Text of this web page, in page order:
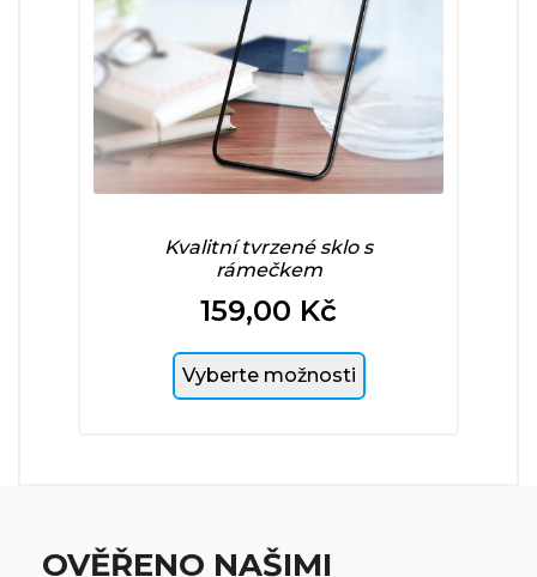
Kvalitní tvrzené sklo s
rámečkem
Cena
159,00 Kč
Vyberte možnosti
OVĚŘENO NAŠIMI